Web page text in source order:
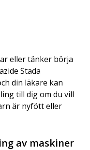
eller tänker börja
Stada
din läkare kan
till dig om du vill
är nyfött eller
av maskiner